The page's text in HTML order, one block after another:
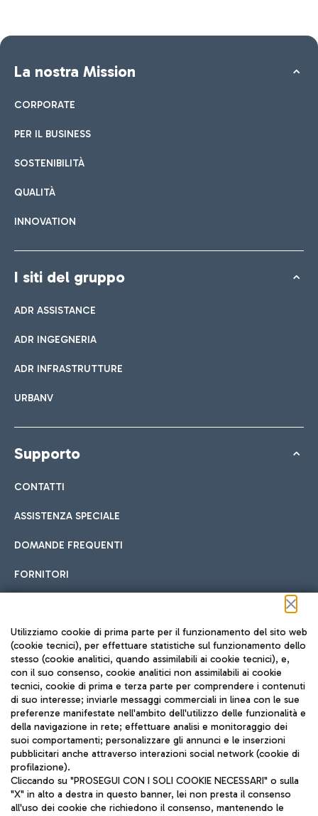
La nostra Mission
CORPORATE
PER IL BUSINESS
SOSTENIBILITÀ
QUALITÀ
INNOVATION
I siti del gruppo
ADR ASSISTANCE
ADR INGEGNERIA
ADR INFRASTRUTTURE
URBANV
Supporto
CONTATTI
ASSISTENZA SPECIALE
DOMANDE FREQUENTI
FORNITORI
Seguici sui social
TRAVEL JOURNAL
ITA
Utilizziamo cookie di prima parte per il funzionamento del sito web
(cookie tecnici), per effettuare statistiche sul funzionamento dello
stesso (cookie analitici, quando assimilabili ai cookie tecnici), e,
con il suo consenso, cookie analitici non assimilabili ai cookie
tecnici, cookie di prima e terza parte per comprendere i contenuti
di suo interesse; inviarle messaggi commerciali in linea con le sue
preferenze manifestate nell'ambito dell'utilizzo delle funzionalità e
della navigazione in rete; effettuare analisi e monitoraggio dei
suoi comportamenti; personalizzare gli annunci e le inserzioni
pubblicitari anche attraverso interazioni social network (cookie di
profilazione).
Cliccando su "PROSEGUI CON I SOLI COOKIE NECESSARI" o sulla
"X" in alto a destra in questo banner, lei non presta il consenso
all'uso dei cookie che richiedono il consenso, mantenendo le